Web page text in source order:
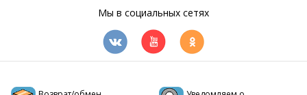
Мы в социальных сетях